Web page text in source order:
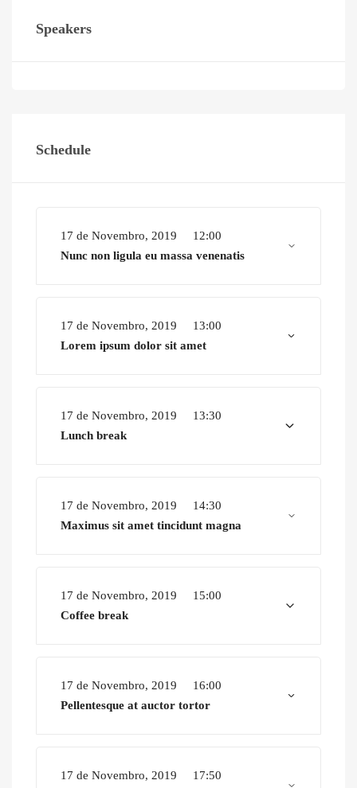
Speakers
Schedule
17 de Novembro, 2019
12:00
Nunc non ligula eu massa venenatis
17 de Novembro, 2019
13:00
Lorem ipsum dolor sit amet
17 de Novembro, 2019
13:30
Lunch break
17 de Novembro, 2019
14:30
Maximus sit amet tincidunt magna
17 de Novembro, 2019
15:00
Coffee break
17 de Novembro, 2019
16:00
Pellentesque at auctor tortor
17 de Novembro, 2019 17:50